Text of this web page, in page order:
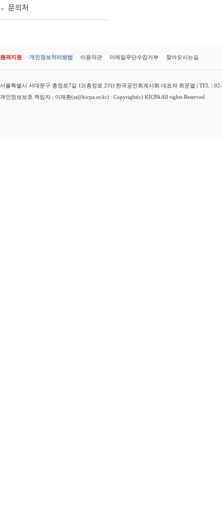
문의처
원격지원 개인정보처리방법 이용약관 이메일무단수집거부 찾아오시는길
서울특별시 서대문구 충정로7길 12(충정로 2가) 한국공인회계사회 대표자 최운열 | TEL :
개인정보보호 책임자 : 이재환(at@kicpa.or.kr) : Copyright(c) KICPA All rights Reserved.